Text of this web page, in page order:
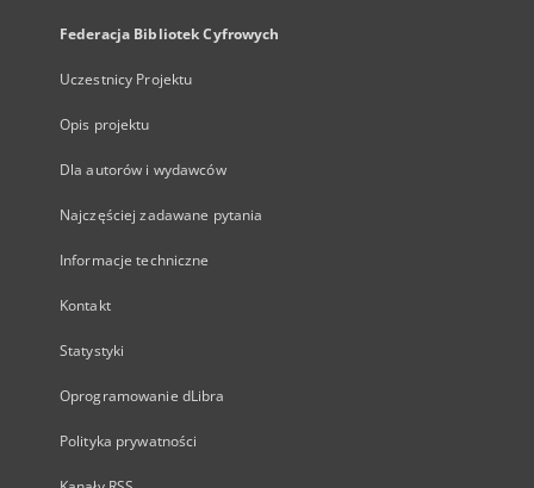
Federacja Bibliotek Cyfrowych
Uczestnicy Projektu
Opis projektu
Dla autorów i wydawców
Najczęściej zadawane pytania
Informacje techniczne
Kontakt
Statystyki
Oprogramowanie dLibra
Polityka prywatności